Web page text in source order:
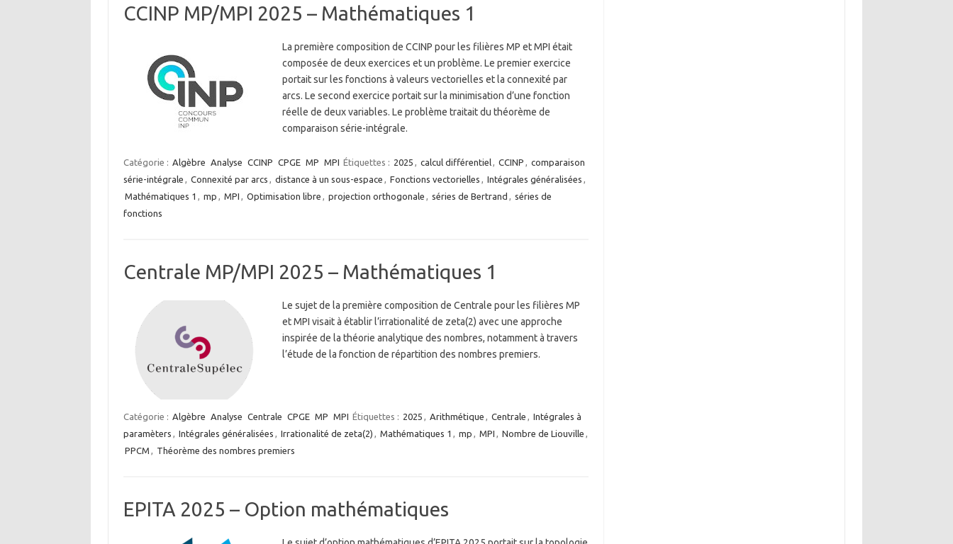
CCINP MP/MPI 2025 – Mathématiques 1
La première composition de CCINP pour les filières MP et MPI était
composée de deux exercices et un problème. Le premier exercice
portait sur les fonctions à valeurs vectorielles et la connexité par
arcs. Le second exercice portait sur la minimisation d’une fonction
réelle de deux variables. Le problème traitait du théorème de
comparaison série-intégrale.
Catégorie : Algèbre Analyse CCINP CPGE MP MPI Étiquettes : 2025 , calcul différentiel, CCINP , comparaison
série-intégrale , Connexité par arcs , distance à un sous-espace , Fonctions vectorielles , Intégrales généralisées ,
Mathématiques 1 , mp , MPI , Optimisation libre , projection orthogonale , séries de Bertrand , séries de
fonctions
Centrale MP/MPI 2025 – Mathématiques 1
Le sujet de la première composition de Centrale pour les filières MP
et MPI visait à établir l’irrationalité de zeta(2) avec une approche
inspirée de la théorie analytique des nombres, notamment à travers
l’étude de la fonction de répartition des nombres premiers.
Catégorie : Algèbre Analyse Centrale CPGE MP MPI Étiquettes : 2025 , Arithmétique , Centrale , Intégrales à
paramèters , Intégrales généralisées , Irrationalité de zeta(2) , Mathématiques 1 , mp , MPI , Nombre de Liouville ,
PPCM , Théorème des nombres premiers
EPITA 2025 – Option mathématiques